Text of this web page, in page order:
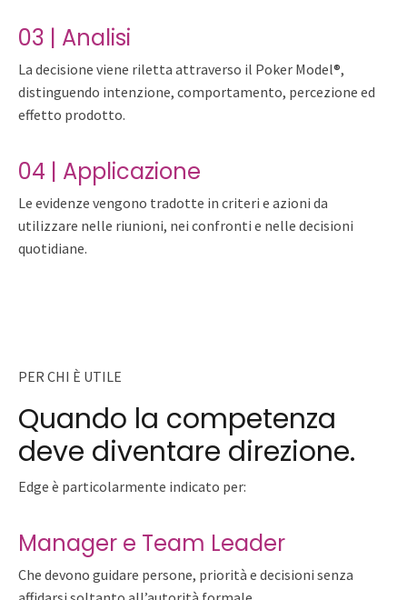
03 | Analisi
La decisione viene riletta attraverso il Poker Model®,
distinguendo intenzione, comportamento, percezione ed
effetto prodotto.
04 | Applicazione
Le evidenze vengono tradotte in criteri e azioni da
utilizzare nelle riunioni, nei confronti e nelle decisioni
quotidiane.
PER CHI È UTILE
Quando la competenza
deve diventare direzione.
Edge è particolarmente indicato per:
Manager e Team Leader
Che devono guidare persone, priorità e decisioni senza